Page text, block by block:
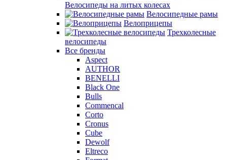
Велосипеды на литых колесах
Велосипедные рамы
Велоприцепы
Трехколесные
велосипеды
Все бренды
Aspect
AUTHOR
BENELLI
Black One
Bulls
Commencal
Corto
Cronus
Cube
Dewolf
Eltreco